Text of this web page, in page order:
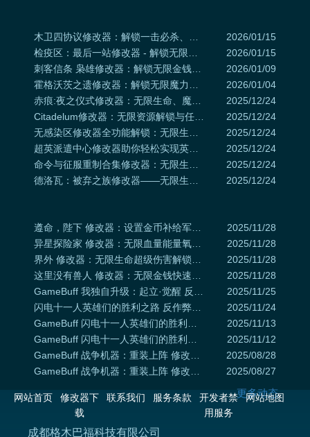
2026/01/15
2026/01/15
2026/01/09
2026/01/04
2025/12/24
2025/12/24
2025/12/24
2025/12/24
2025/12/24
2025/12/24
2025/11/28
2025/11/28
2025/11/28
2025/11/28
2025/11/25
2025/11/24
2025/11/13
2025/11/12
2025/08/28
2025/08/27
更多动态
网站首页
修改器下
载
联系我们 服务条款
开发者禁
用服务
网站地图
成都格木巴福科技有限公司